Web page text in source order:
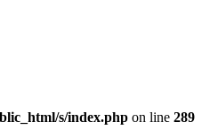
s/index.php on line 289